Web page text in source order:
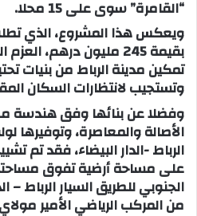
“القامرة” سوى على 15 محلا.
ويعكس هذا المشروع، الذي
بقيمة 245 مليون درهم،
تمكين مدينة الرباط من بنيات
وتستجيب لانتظارات السكان
وفضلا عن بنائها وفق هندسة
الأصالة والمعاصرة، وتوفيرها
الرباط -الدار البيضاء، فقد تم
الجنوبي للطريق السيار الرباط –
من المركب الرياضي الأمير